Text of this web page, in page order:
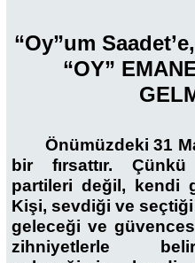
“Oy”um
“OY”
Önümüzdeki 31
bir fırsattır.
partileri değil, kendi
Kişi, sevdiği ve
geleceği ve
zihniyetlerle